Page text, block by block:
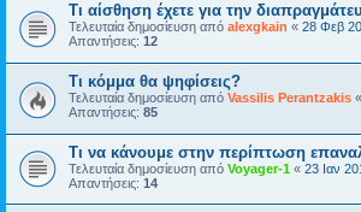
Τι αίσθηση έχετε για την
Τελευταία δημοσίευση από alexgkain « 28 Φεβ
Απαντήσεις: 12
Τι κόμμα θα ψηφίσεις?
Τελευταία δημοσίευση από Vassilis Perantzakis «
Απαντήσεις: 85
Τι να κάνουμε στην περίπτωση
Τελευταία δημοσίευση από Voyager-1 « 23 Ιαν
Απαντήσεις: 14